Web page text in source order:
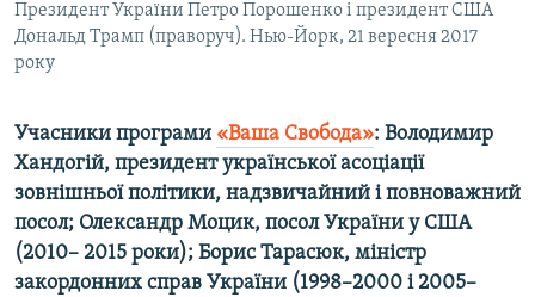
Усі сайти RFE/RL
Президент України Петро Порошенко і президент США
Дональд Трамп (праворуч). Нью-Йорк, 21 вересня 2017
року
Учасники програми «Ваша Свобода»: Володимир
Хандогій, президент української асоціації
зовнішньої політики, надзвичайний і повноважний
посол; Олександр Моцик, посол України у США
(2010– 2015 роки); Борис Тарасюк, міністр
закордонних справ України (1998–2000 і 2005–